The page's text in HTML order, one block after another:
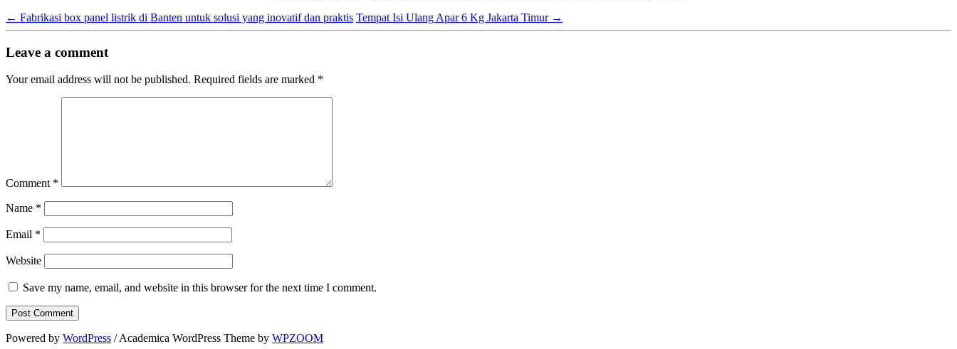
← Fabrikasi box panel listrik di Banten untuk solusi yang inovatif dan praktis Tempat Isi Ulang Apar 6 Kg Jakarta Timur →
Leave a comment
Your email address will not be published. Required fields are marked *
Comment *
Name *
Email *
Website
Save my name, email, and website in this browser for the next time I comment.
Powered by WordPress / Academica WordPress Theme by WPZOOM